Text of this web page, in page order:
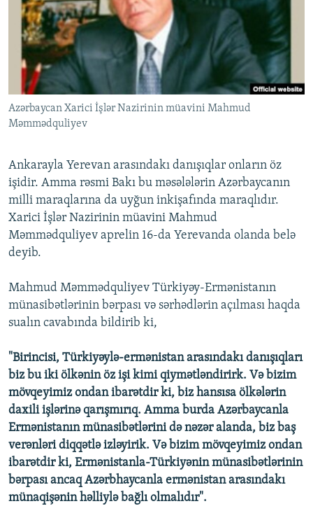
İNFOQRAFIKA
KARIKATURA
AZƏRBAYCAN ƏDƏBIYYATI KITABXANASI
İSLAM VƏ DEMOKRATIYA
İZ - MƏDƏNIYYƏT PROQRAMI
MISSIYAMIZ
PEŞƏ ETIKASI VƏ JURNALISTIKA STANDARTLARIMIZ
MATERIALLARIMIZDAN ISTIFADƏ
AZADLIQRADIOSU MOBIL TELEFONUNUZDA
BIZIMLƏ ƏLAQƏ
BIZI IZLƏ
RFE/RL-in bütün saytları
Azərbaycan Xarici İşlər Nazirinin müavini Mahmud
Məmmədquliyev
Ankarayla Yerevan arasındakı danışıqlar onların öz
işidir. Amma rəsmi Bakı bu məsələlərin Azərbaycanın
milli maraqlarına da uyğun inkişafında maraqlıdır.
Xarici İşlər Nazirinin müavini Mahmud
Məmmədquliyev aprelin 16-da Yerevanda olanda belə
deyib.
Mahmud Məmmədquliyev Türkiyəy-Ermənistanın
münasibətlərinin bərpası və sərhədlərin açılması haqda
sualın cavabında bildirib ki,
"Birincisi, Türkiyəylə-ermənistan arasındakı danışıqları
biz bu iki ölkənin öz işi kimi qiymətləndirirk. Və bizim
mövqeyimiz ondan ibarətdir ki, biz hansısa ölkələrin
daxili işlərinə qarışmırıq. Amma burda Azərbaycanla
Ermənistanın münasibətlərini də nəzər alanda, biz baş
verənləri diqqətlə izləyirik. Və bizim mövqeyimiz ondan
ibarətdir ki, Ermənistanla-Türkiyənin münasibətlərinin
bərpası ancaq Azərbhaycanla ermənistan arasındakı
münaqişənin həlliylə bağlı olmalıdır".